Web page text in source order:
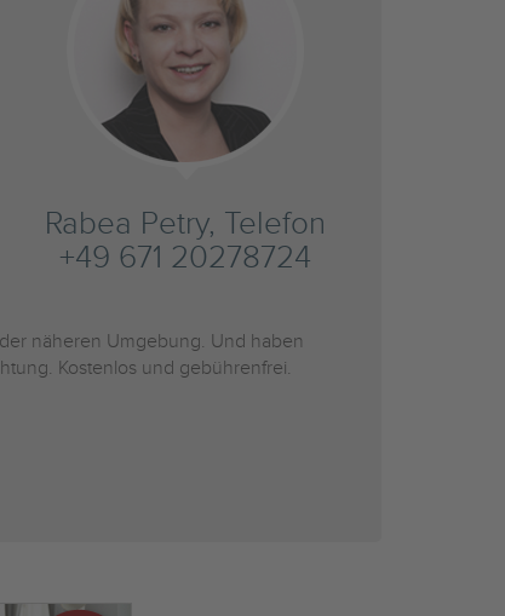
Rabea Petry, Telefon
+49 671 20278724
näheren Umgebung. Und haben
Kostenlos und gebührenfrei.